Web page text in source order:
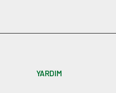
YARDIM